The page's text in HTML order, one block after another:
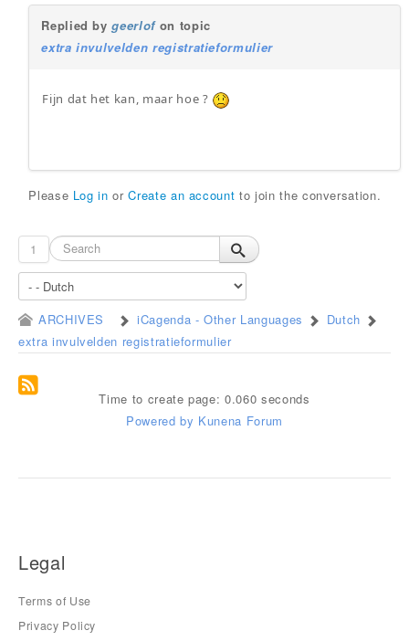
Replied bygeerlofon topic
extra invulvelden registratieformulier
Fijn dat het kan, maar hoe ?
Please Log in orCreate an account to join the conversation.
1
ARCHIVES iCagenda - Other Languages
Dutch
extra invulvelden registratieformulier
Time to create page: 0.060 seconds
Powered by Kunena Forum
Legal
Terms of Use
Privacy Policy